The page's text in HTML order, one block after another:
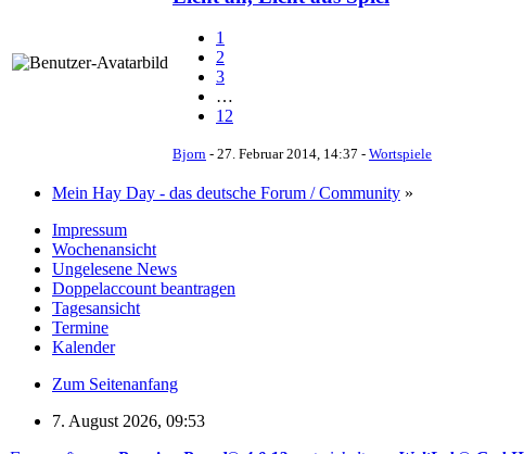
1
2
3
…
12
Bjorn - 27. Februar 2014, 14:37 - Wortspiele
Mein Hay Day - das deutsche Forum / Community »
Impressum
Wochenansicht
Ungelesene News
Doppelaccount beantragen
Tagesansicht
Termine
Kalender
Zum Seitenanfang
7. August 2026, 09:53